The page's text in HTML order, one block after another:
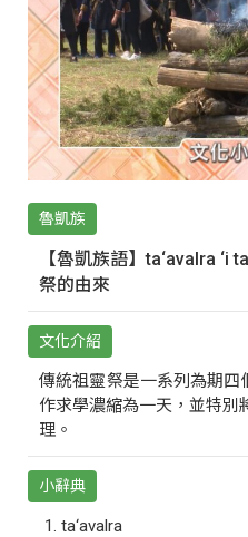
魯凱族
【魯凱族語】ta‘avalra
祭的由來
文化介紹
傳統祖靈祭是一系列為期
作求學濃縮為一天，並特別
理。
小辭典
ta‘avalra